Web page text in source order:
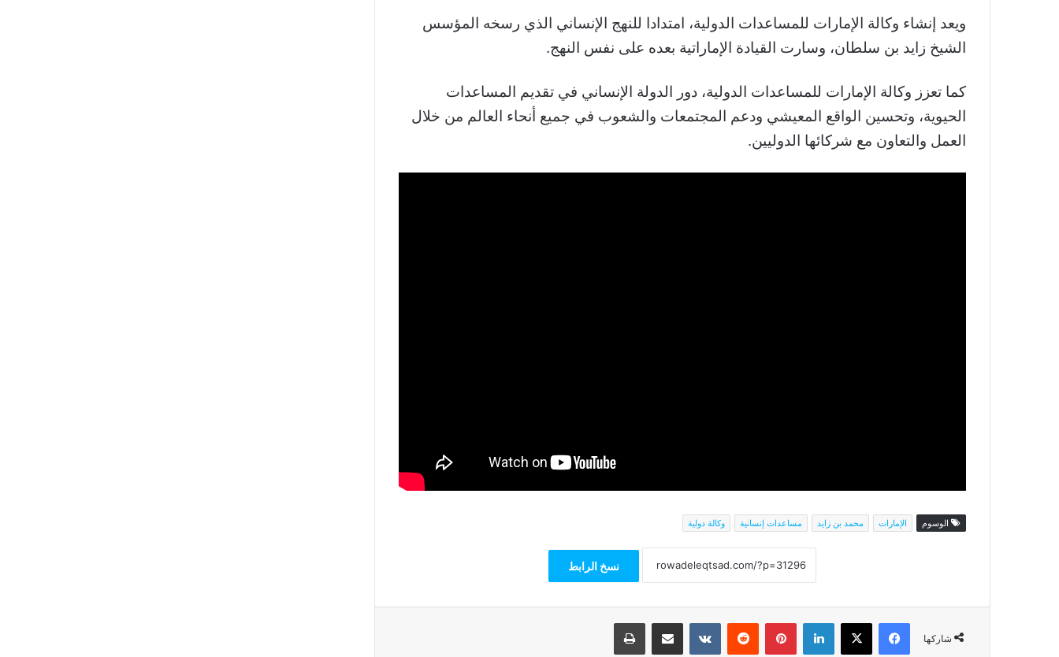
ويعد إنشاء وكالة الإمارات للمساعدات الدولية، امتدادا للنهج الإنساني الذي رسخه المؤسس
الشيخ زايد بن سلطان، وسارت القيادة الإماراتية بعده على نفس النهج.
كما تعزز وكالة الإمارات للمساعدات الدولية، دور الدولة الإنساني في تقديم المساعدات
الحيوية، وتحسين الواقع المعيشي ودعم المجتمعات والشعوب في جميع أنحاء العالم من خلال
العمل والتعاون مع شركائها الدوليين.
الوسوم الإمارات محمد بن زايد مساعدات إنسانية وكالة دولية
نسخ الرابط
شاركها
فيسبوك‫X لينكدإن بينتيريست مشاركة عبر البريد طباعة